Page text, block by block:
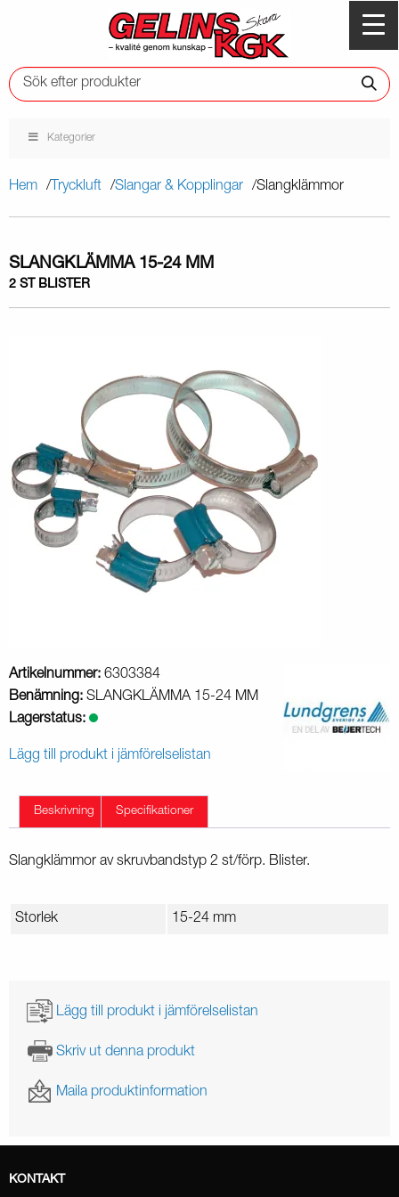
Kategorier
Hem Tryckluft Slangar & Kopplingar Slangklämmor
SLANGKLÄMMA 15-24 MM
2 ST BLISTER
Artikelnummer: 6303384
Benämning: SLANGKLÄMMA 15-24 MM
Lagerstatus:
Lägg till produkt i jämförelselistan
Beskrivning Specifikationer
Slangklämmor av skruvbandstyp 2 st/förp. Blister.
Storlek 15-24 mm
Lägg till produkt i jämförelselistan
Skriv ut denna produkt
Maila produktinformation
KONTAKT